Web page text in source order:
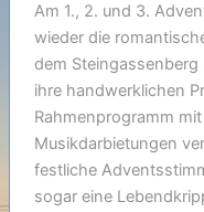
Am 1., 2. und 3.
wieder die
dem
ihre handwerklichen
Rahmenprogramm
Musikdarbietungen
festliche
sogar eine